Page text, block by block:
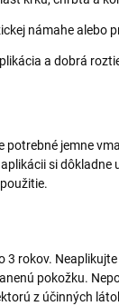
námahe alebo
a dobrá
potrebné jemne
si dôkladne
3 rokov.
pokožku.
z účinných